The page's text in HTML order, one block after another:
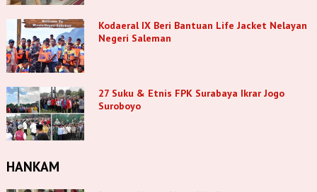
Kodaeral IX Beri Bantuan Life Jacket Nelayan
Negeri Saleman
27 Suku & Etnis FPK Surabaya Ikrar Jogo
Suroboyo
HANKAM